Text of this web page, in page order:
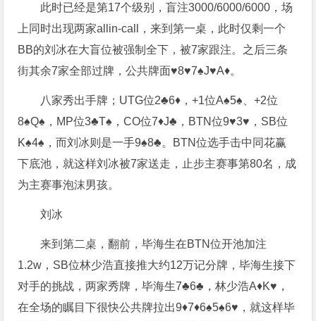
此时已经是第17个级别，盲注3000/6000/6000，场
上同时出现两家allin-call，来到第一桌，此时仅剩一个
BB的刘冰在大盲位被强制全下，被7家跟注。之后三条
街其余7家全部过牌，公共牌面♥️8♥️7♠️J♥️A♦️。
八家秀出手牌；UTG位2♣️6♦️，+1位A♠️5♠️、+2位
8♠️Q♠️，MP位3♣️T♠️，CO位7♦️J♣️，BTN位9♥️3♥️，SB位
K♠️4♠️，而刘冰则是一手9♠️8♣️。BTN位选手击中同花赢
下底池，就这样刘冰被7家送走，止步主赛事第80名，成
为主赛事泡沫男孩。
刘冰
来到第二桌，翻前，毕海生在BTN位开池加注
1.2w，SB位林少浩直接推大约12万记分牌，毕海生接下
对手的挑战，两家秀牌，毕海生7♣️6♣️，林少浩A♦️K♥️，
在全场的瞩目下很快公共牌拉出9♦️7♦️6♠️5♠️6♥️，就这样毕